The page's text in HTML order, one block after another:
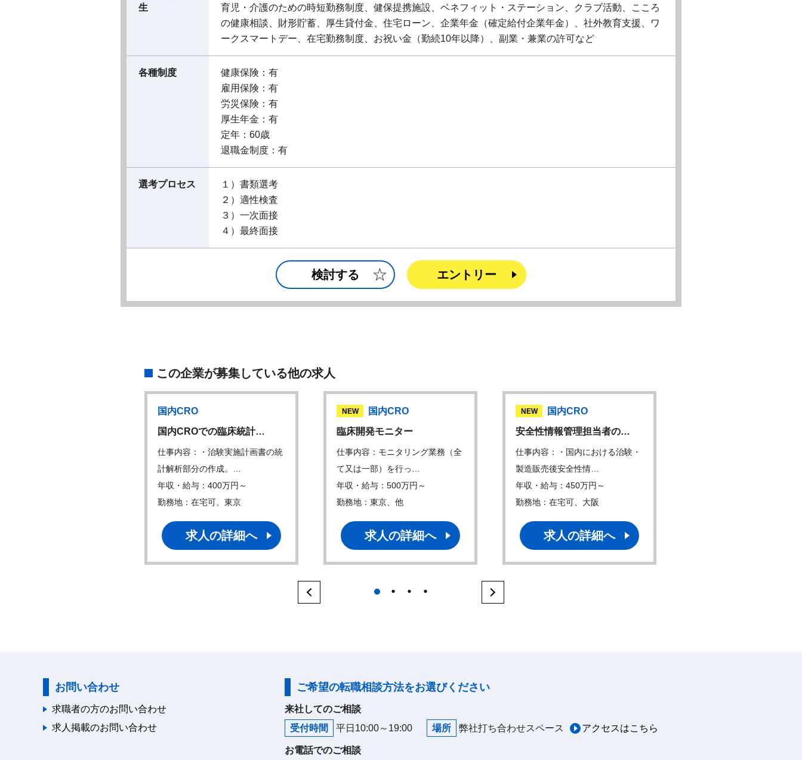
生
育児・介護のための時短勤務制度、健保提携施設、ベネフィット・ステーション、クラブ活動、こころ
の健康相談、財形貯蓄、厚生貸付金、住宅ローン、企業年金（確定給付企業年金）、社外教育支援、ワ
ークスマートデー、在宅勤務制度、お祝い金（勤続10年以降）、副業・兼業の許可など
各種制度
健康保険：有
雇用保険：有
労災保険：有
厚生年金：有
定年：60歳
退職金制度：有
選考プロセス
１）書類選考
２）適性検査
３）一次面接
４）最終面接
検討する エントリー
この企業が募集している他の求人
国内CRO
国内CROでの臨床統計…
仕事内容：・治験実施計画書の統
計解析部分の作成。…
年収・給与：400万円～
勤務地：在宅可、東京
求人の詳細へ
NEW
国内CRO
臨床開発モニター
仕事内容：モニタリング業務（全
て又は一部）を行っ…
年収・給与：500万円～
勤務地：東京、他
求人の詳細へ
NEW
国内CRO
安全性情報管理担当者の…
仕事内容：・国内における治験・
製造販売後安全性情…
年収・給与：450万円～
勤務地：在宅可、大阪
求人の詳細へ
1
お問い合わせ
求職者の方のお問い合わせ
求人掲載のお問い合わせ
ご希望の転職相談方法をお選びください
来社してのご相談
受付時間
平日10:00～19:00 場所 弊社打ち合わせスペース アクセスはこちら
お電話でのご相談